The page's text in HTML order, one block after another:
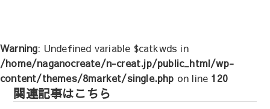
ー
シ
ョ
ン
Warning: Undefined variable $catkwds in
/home/naganocreate/n-creat.jp/public_html/wp-
content/themes/8market/single.php on line 120
関連記事はこちら